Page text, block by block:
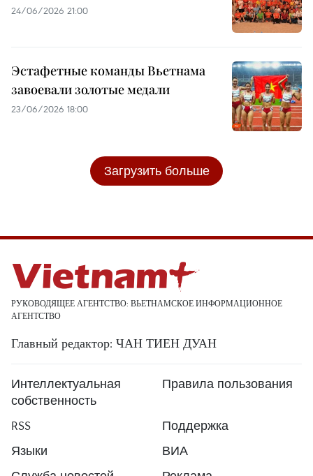
24/06/2026 21:00
Эстафетные команды Вьетнама
завоевали золотые медали
23/06/2026 18:00
Загрузить больше
РУКОВОДЯЩЕЕ АГЕНТСТВО: ВЬЕТНАМСКОЕ ИНФОРМАЦИОННОЕ
АГЕНТСТВО
Главный редактор: ЧАН ТИЕН ДУАН
Интеллектуальная
собственность
Правила пользования
RSS
Поддержка
Языки
ВИА